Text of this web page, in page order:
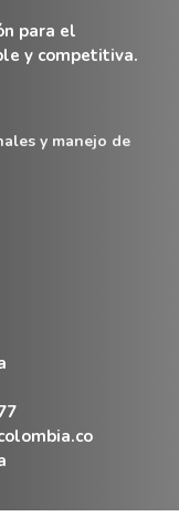
para el
y competitiva.
y manejo de